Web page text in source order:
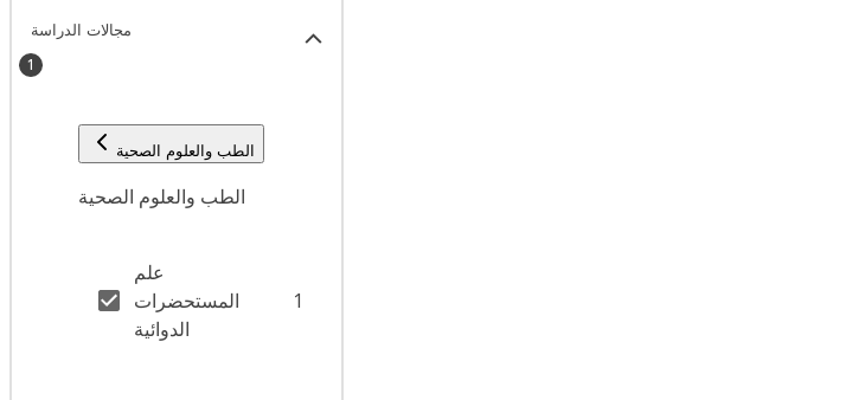
مجالات الدراسة
1
الطب والعلوم الصحية
الطب والعلوم الصحية
علم
المستحضرات
الدوائية
1